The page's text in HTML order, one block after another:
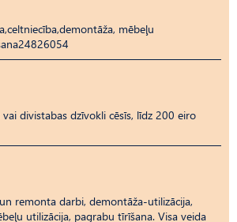
mēbeļu
divistabas dzīvokli cēsīs, līdz 200 eiro
remonta darbi, demontāža-utilizācija,
utilizācija, pagrabu tīrīšana. Visa veida